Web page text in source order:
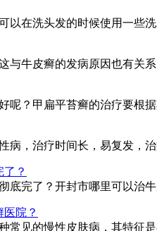
以在洗头发的时候使用一些
与牛皮癣的发病原因也有关
呢？甲扁平苔癣的治疗要根
病，治疗时间长，易复发，
？
底完了？开封市哪里可以治
院？
常见的慢性皮肤病，其特征